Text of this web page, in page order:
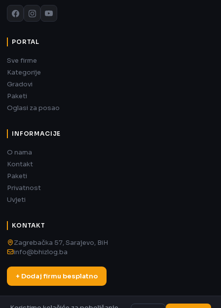
PORTAL
Sve firme
Kategorije
Gradovi
Paketi
Oglasi za posao
INFORMACIJE
O nama
Kontakt
Paketi
Privatnost
Uvjeti
KONTAKT
Zagrebačka 57, Sarajevo, BiH
info@bhizlog.ba
+ Dodaj firmu besplatno